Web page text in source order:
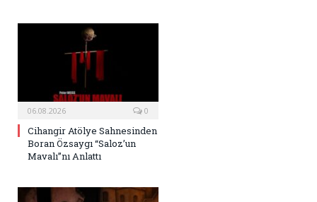
06.08.2026 0
Cihangir Atölye Sahnesinden
Boran Özsaygı “Saloz’un
Mavalı”nı Anlattı